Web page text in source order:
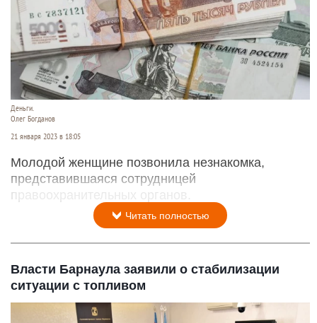
Деньги.
Олег Богданов
21 января 2023 в 18:05
Молодой женщине позвонила незнакомка,
представившаяся сотрудницей
правоохранительных органов.
Читать полностью
Власти Барнаула заявили о стабилизации
ситуации с топливом